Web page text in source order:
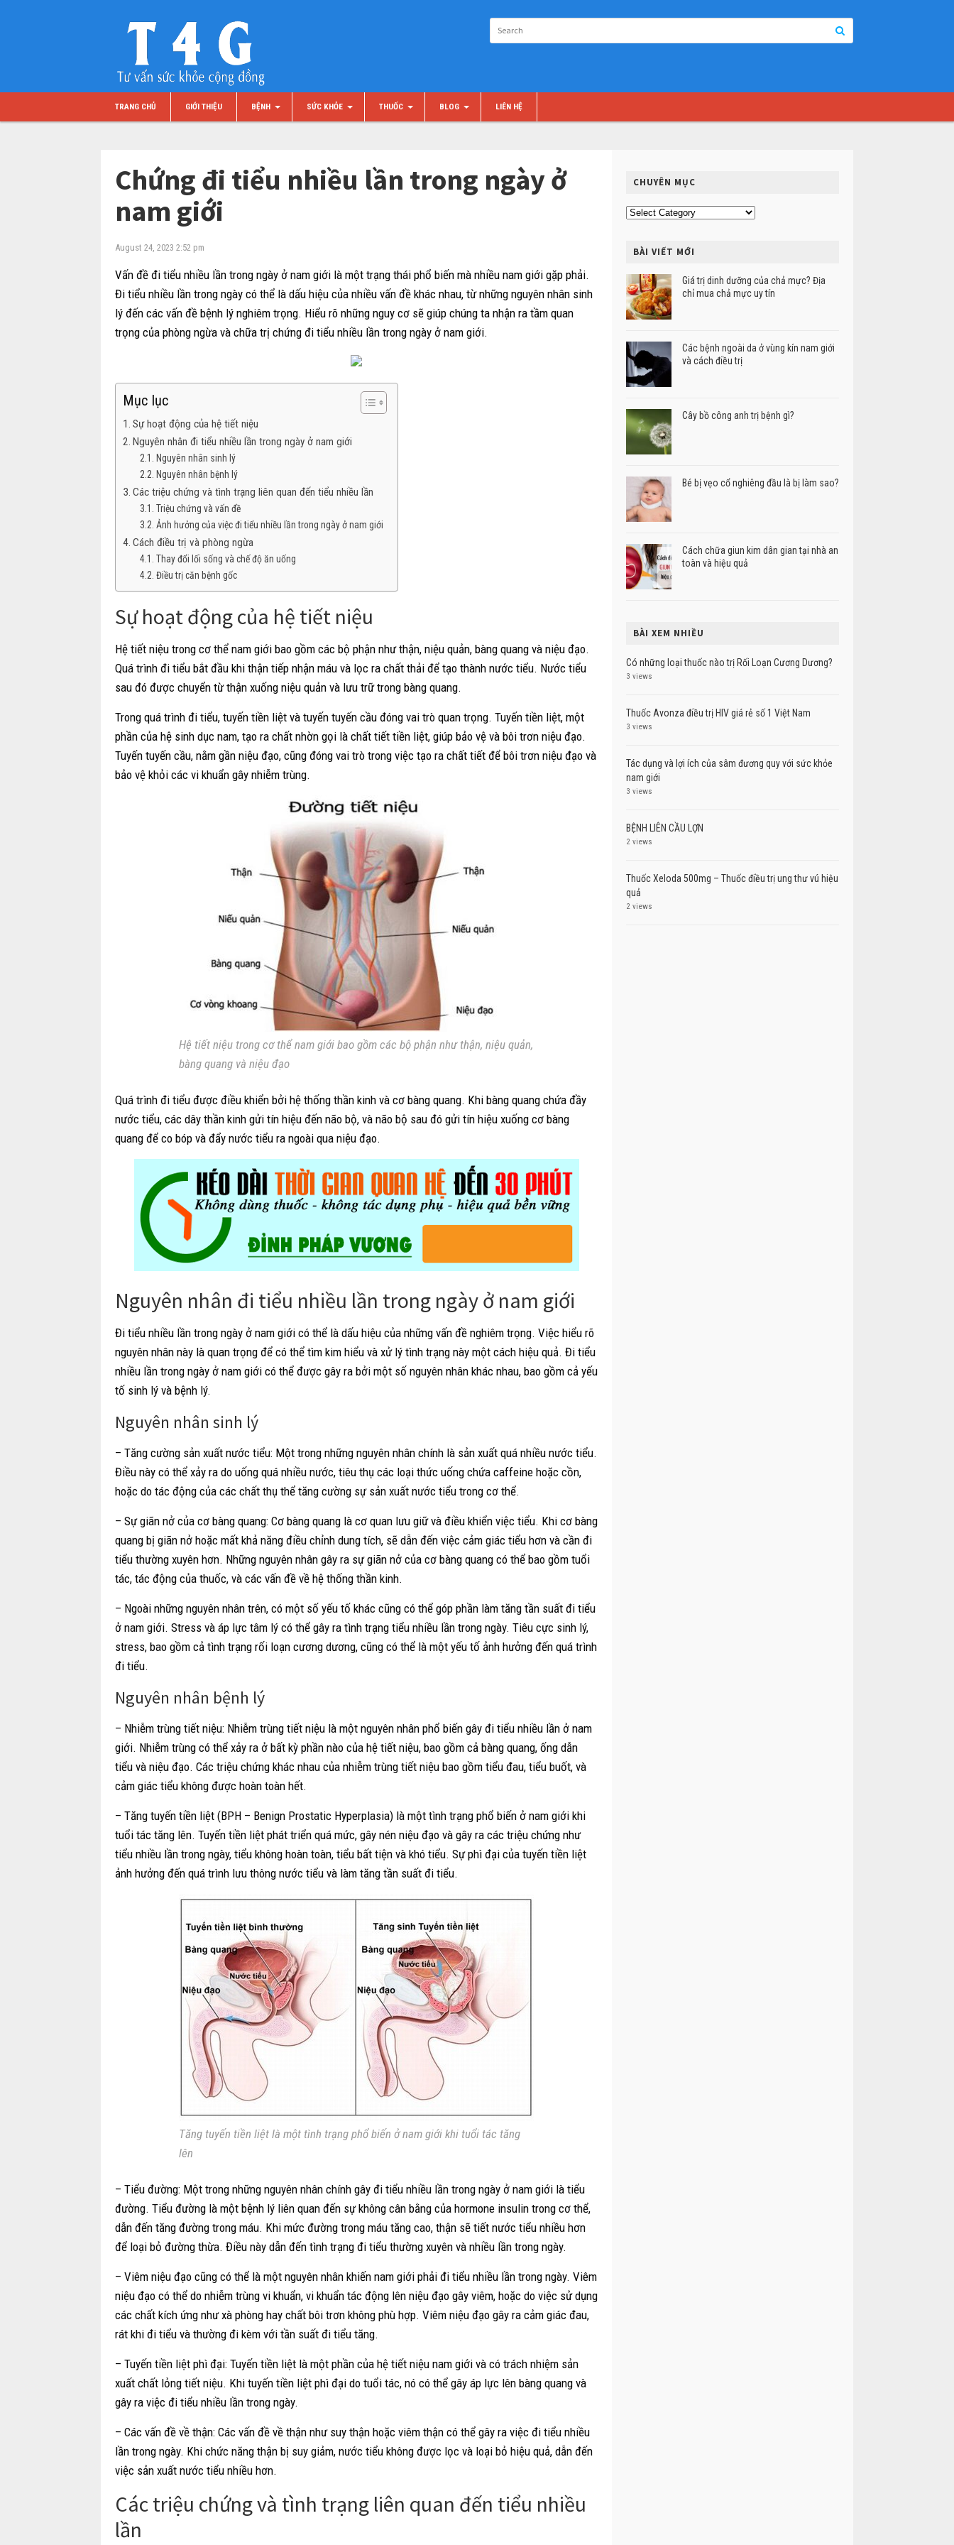
TRANG CHỦ GIỚI THIỆU BỆNH SỨC KHỎE THUỐC BLOG LIÊN HỆ
Chứng đi tiểu nhiều lần trong ngày ở
nam giới
August 24, 2023 2:52 pm
Vấn đề đi tiểu nhiều lần trong ngày ở nam giới là một trạng thái phổ biến mà nhiều nam giới gặp phải.
Đi tiểu nhiều lần trong ngày có thể là dấu hiệu của nhiều vấn đề khác nhau, từ những nguyên nhân sinh
lý đến các vấn đề bệnh lý nghiêm trọng. Hiểu rõ những nguy cơ sẽ giúp chúng ta nhận ra tầm quan
trọng của phòng ngừa và chữa trị chứng đi tiểu nhiều lần trong ngày ở nam giới.
Mục lục
Sự hoạt động của hệ tiết niệu
Nguyên nhân đi tiểu nhiều lần trong ngày ở nam giới
Nguyên nhân sinh lý
Nguyên nhân bệnh lý
Các triệu chứng và tình trạng liên quan đến tiểu nhiều lần
Triệu chứng và vấn đề
Ảnh hưởng của việc đi tiểu nhiều lần trong ngày ở nam giới
Cách điều trị và phòng ngừa
Thay đổi lối sống và chế độ ăn uống
Điều trị căn bệnh gốc
Sự hoạt động của hệ tiết niệu
Hệ tiết niệu trong cơ thể nam giới bao gồm các bộ phận như thận, niệu quản, bàng quang và niệu đạo.
Quá trình đi tiểu bắt đầu khi thận tiếp nhận máu và lọc ra chất thải để tạo thành nước tiểu. Nước tiểu
sau đó được chuyển từ thận xuống niệu quản và lưu trữ trong bàng quang.
Trong quá trình đi tiểu, tuyến tiền liệt và tuyến tuyến cầu đóng vai trò quan trọng. Tuyến tiền liệt, một
phần của hệ sinh dục nam, tạo ra chất nhờn gọi là chất tiết tiền liệt, giúp bảo vệ và bôi trơn niệu đạo.
Tuyến tuyến cầu, nằm gần niệu đạo, cũng đóng vai trò trong việc tạo ra chất tiết để bôi trơn niệu đạo và
bảo vệ khỏi các vi khuẩn gây nhiễm trùng.
Hệ tiết niệu trong cơ thể nam giới bao gồm các bộ phận như thận, niệu quản,
bàng quang và niệu đạo
Quá trình đi tiểu được điều khiển bởi hệ thống thần kinh và cơ bàng quang. Khi bàng quang chứa đầy
nước tiểu, các dây thần kinh gửi tín hiệu đến não bộ, và não bộ sau đó gửi tín hiệu xuống cơ bàng
quang để co bóp và đẩy nước tiểu ra ngoài qua niệu đạo.
Nguyên nhân đi tiểu nhiều lần trong ngày ở nam giới
Đi tiểu nhiều lần trong ngày ở nam giới có thể là dấu hiệu của những vấn đề nghiêm trọng. Việc hiểu rõ
nguyên nhân này là quan trọng để có thể tìm kim hiểu và xử lý tình trạng này một cách hiệu quả. Đi tiểu
nhiều lần trong ngày ở nam giới có thể được gây ra bởi một số nguyên nhân khác nhau, bao gồm cả yếu
tố sinh lý và bệnh lý.
Nguyên nhân sinh lý
– Tăng cường sản xuất nước tiểu: Một trong những nguyên nhân chính là sản xuất quá nhiều nước tiểu.
Điều này có thể xảy ra do uống quá nhiều nước, tiêu thụ các loại thức uống chứa caffeine hoặc cồn,
hoặc do tác động của các chất thụ thể tăng cường sự sản xuất nước tiểu trong cơ thể.
– Sự giãn nở của cơ bàng quang: Cơ bàng quang là cơ quan lưu giữ và điều khiển việc tiểu. Khi cơ bàng
quang bị giãn nở hoặc mất khả năng điều chỉnh dung tích, sẽ dẫn đến việc cảm giác tiểu hơn và cần đi
tiểu thường xuyên hơn. Những nguyên nhân gây ra sự giãn nở của cơ bàng quang có thể bao gồm tuổi
tác, tác động của thuốc, và các vấn đề về hệ thống thần kinh.
– Ngoài những nguyên nhân trên, có một số yếu tố khác cũng có thể góp phần làm tăng tần suất đi tiểu
ở nam giới. Stress và áp lực tâm lý có thể gây ra tình trạng tiểu nhiều lần trong ngày. Tiêu cực sinh lý,
stress, bao gồm cả tình trạng rối loạn cương dương, cũng có thể là một yếu tố ảnh hưởng đến quá trình
đi tiểu.
Nguyên nhân bệnh lý
– Nhiễm trùng tiết niệu: Nhiễm trùng tiết niệu là một nguyên nhân phổ biến gây đi tiểu nhiều lần ở nam
giới. Nhiễm trùng có thể xảy ra ở bất kỳ phần nào của hệ tiết niệu, bao gồm cả bàng quang, ống dẫn
tiểu và niệu đạo. Các triệu chứng khác nhau của nhiễm trùng tiết niệu bao gồm tiểu đau, tiểu buốt, và
cảm giác tiểu không được hoàn toàn hết.
– Tăng tuyến tiền liệt (BPH – Benign Prostatic Hyperplasia) là một tình trạng phổ biến ở nam giới khi
tuổi tác tăng lên. Tuyến tiền liệt phát triển quá mức, gây nén niệu đạo và gây ra các triệu chứng như
tiểu nhiều lần trong ngày, tiểu không hoàn toàn, tiểu bất tiện và khó tiểu. Sự phì đại của tuyến tiền liệt
ảnh hưởng đến quá trình lưu thông nước tiểu và làm tăng tần suất đi tiểu.
Tăng tuyến tiền liệt là một tình trạng phổ biến ở nam giới khi tuổi tác tăng
lên
– Tiểu đường: Một trong những nguyên nhân chính gây đi tiểu nhiều lần trong ngày ở nam giới là tiểu
đường. Tiểu đường là một bệnh lý liên quan đến sự không cân bằng của hormone insulin trong cơ thể,
dẫn đến tăng đường trong máu. Khi mức đường trong máu tăng cao, thận sẽ tiết nước tiểu nhiều hơn
để loại bỏ đường thừa. Điều này dẫn đến tình trạng đi tiểu thường xuyên và nhiều lần trong ngày.
– Viêm niệu đạo cũng có thể là một nguyên nhân khiến nam giới phải đi tiểu nhiều lần trong ngày. Viêm
niệu đạo có thể do nhiễm trùng vi khuẩn, vi khuẩn tác động lên niệu đạo gây viêm, hoặc do việc sử dụng
các chất kích ứng như xà phòng hay chất bôi trơn không phù hợp. Viêm niệu đạo gây ra cảm giác đau,
rát khi đi tiểu và thường đi kèm với tần suất đi tiểu tăng.
– Tuyến tiền liệt phì đại: Tuyến tiền liệt là một phần của hệ tiết niệu nam giới và có trách nhiệm sản
xuất chất lỏng tiết niệu. Khi tuyến tiền liệt phì đại do tuổi tác, nó có thể gây áp lực lên bàng quang và
gây ra việc đi tiểu nhiều lần trong ngày.
– Các vấn đề về thận: Các vấn đề về thận như suy thận hoặc viêm thận có thể gây ra việc đi tiểu nhiều
lần trong ngày. Khi chức năng thận bị suy giảm, nước tiểu không được lọc và loại bỏ hiệu quả, dẫn đến
việc sản xuất nước tiểu nhiều hơn.
Các triệu chứng và tình trạng liên quan đến tiểu nhiều
lần
CHUYÊN MỤC
Chuyên
BÀI VIẾT MỚI
Giá trị dinh dưỡng của chả mực? Địa
chỉ mua chả mực uy tín
Các bệnh ngoài da ở vùng kín nam giới
và cách điều trị
Cây bồ công anh trị bệnh gì?
Bé bị vẹo cổ nghiêng đầu là bị làm sao?
Cách chữa giun kim dân gian tại nhà an
toàn và hiệu quả
BÀI XEM NHIỀU
Có những loại thuốc nào trị Rối Loạn Cương Dương?
3 views
Thuốc Avonza điều trị HIV giá rẻ số 1 Việt Nam
3 views
Tác dụng và lợi ích của sâm đương quy với sức khỏe
nam giới
3 views
BỆNH LIÊN CẦU LỢN
2 views
Thuốc Xeloda 500mg – Thuốc điều trị ung thư vú hiệu
quả
2 views